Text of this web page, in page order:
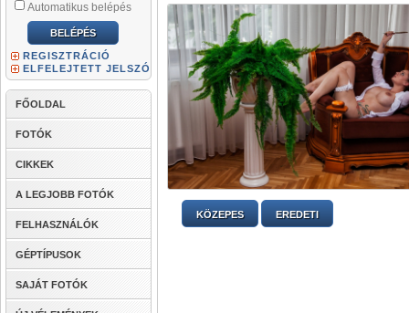
Automatikus belépés
REGISZTRÁCIÓ
ELFELEJTETT JELSZÓ
FŐOLDAL
FOTÓK
CIKKEK
A LEGJOBB FOTÓK
FELHASZNÁLÓK
GÉPTÍPUSOK
SAJÁT FOTÓK
KÖZEPES EREDETI